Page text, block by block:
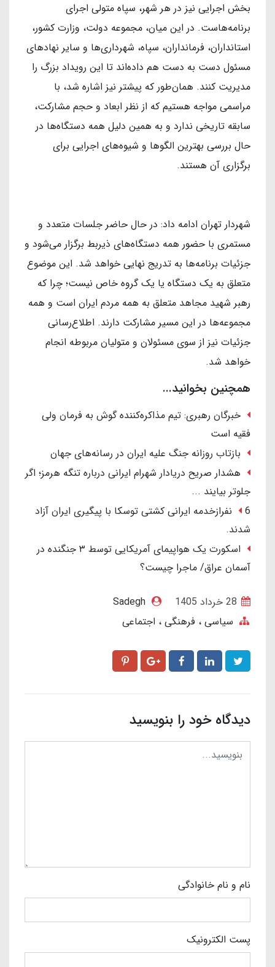
بخش اجرایی نیز در هر شهر، سپاه متولی اجرای
برنامه‌هاست. در این میان، مجموعه دولت، وزارت کشور،
استانداران، فرمانداران، سپاه، شهرداری‌ها و سایر نهادهای
مسئول دست به دست هم داده‌اند تا این رویداد بزرگ را
مدیریت کنند. همان‌طور که پیشتر نیز اشاره شد، با
مراسمی مواجه هستیم که از نظر ابعاد و حجم مشارکت،
سابقه تاریخی ندارد و به همین دلیل همه دستگاه‌ها در
حال بررسی بهترین الگوها و شیوه‌های اجرایی برای
برگزاری آن هستند.
شهردار تهران ادامه داد: در حال حاضر جلسات متعدد و
مستمری با حضور همه دستگاه‌های ذیربط برگزار می‌شود و
جزئیات برنامه‌ها به تدریج نهایی خواهد شد. این موضوع
متعلق به یک دستگاه یا یک گروه خاص نیست؛ چرا که
رهبر شهید مجاهد متعلق به همه مردم ایران است و همه
مجموعه‌ها در این مسیر مشارکت دارند. اطلاع‌رسانی
جزئیات نیز از سوی مسئولان و متولیان مربوطه انجام
خواهد شد.
همچنین بخوانید...
خبرگان رهبری: تیم مذاکره‌کننده گوش به فرمان ولی
فقیه است
بازتاب روزانه جنگ علیه ایران در رسانه‌های جهان
هشدار صریح دریادار شهرام ایرانی درباره تنگه هرمز؛ اگر
جلوتر بیایند ...
6 نفرازخدمه ایرانی کشتی توسکا با پیگیری ایران آزاد
شدند.
اسکورت یک هواپیمای آمریکایی توسط ۳ جنگنده در
آسمان عراق/ ماجرا چیست؟
Sadegh
سیاسی ، فرهنگی ، اجتماعی
دیدگاه خود را بنویسید
نام و نام خانوادگی
پست الکترونیک